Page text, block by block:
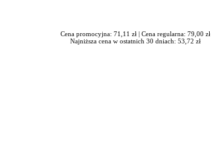
Cena promocyjna: 71,11 zł | Cena regularna: 79,00 zł
Najniższa cena w ostatnich 30 dniach: 53,72 zł